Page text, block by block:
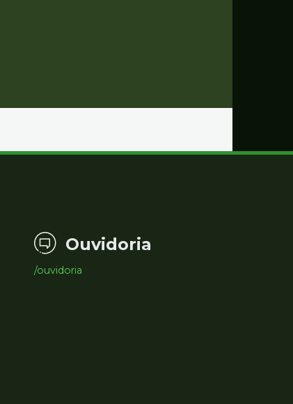
Ouvidoria
/ouvidoria